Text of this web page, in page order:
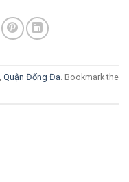
Quận Đống Đa . Bookmark the